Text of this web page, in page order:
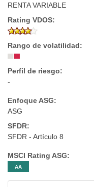
RENTA VARIABLE
Rating VDOS:
Rango de volatilidad:
Perfil de riesgo:
-
Enfoque ASG:
ASG
SFDR:
SFDR - Artículo 8
MSCI Rating ASG:
AA